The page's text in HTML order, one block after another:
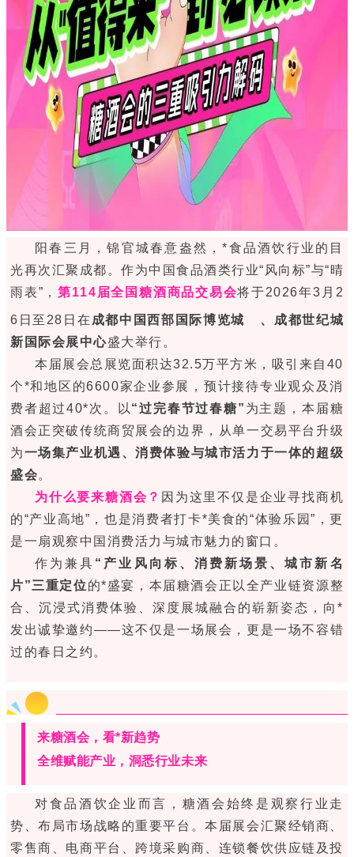
阳春三月，锦官城春意盎然，*食品酒饮行业的目
光再次汇聚成都。作为中国食品酒类行业“风向标”与“晴
雨表”，第114届全国 糖酒商品交易会将于2026年3月2
6日至28日在 成都中国西部国际博览城
、成都世纪城
新国际会展中心盛大举行。
本届展会总展览面积达32.5万平方米，吸引来自40
个*和地区的6600家企业参展，预计接待专业观众及消
费者超过40*次。以 “过完春节过春糖” 为主题，本届糖
酒会正突破传统商贸展会的边界，从单一交易平台升级
为一场集产业机遇、消费体验与城市活力于一体的超级
盛会。
为什么要来糖酒会？ 因为这里不仅是企业寻找商机
的“产业高地”，也是消费者打卡*美食的“体验乐园”，更
是一扇观察中国消费活力与城市魅力的窗口。
作为兼具 “产业风向标、消费新场景、城市新名
片”三重定位的*盛宴，本届糖酒会正以全产业链资源整
合、沉浸式消费体验、深度展城融合的崭新姿态，向*
发出诚挚邀约——这不仅是一场展会，更是一场不容错
过的春日之约。
来糖酒会，看*新趋势
全维赋能产业，洞悉行业未来
对食品酒饮企业而言，糖酒会始终是观察行业走
势、布局市场战略的重要平台。本届展会汇聚经销商、
零售商、电商平台、跨境采购商、连锁餐饮供应链及投